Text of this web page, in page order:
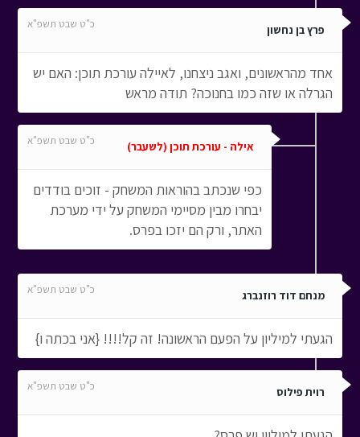
פרץ בן נחשון כ"ט שבט תשפ"א
אחד מהראשונים, ואגב ניצחנו, לאיילה עורכת תוכן: האם יש
הגרלה או שזה כמו בחנוכה? תודה מראש
אילה - עורכת תוכן (לשעבר) כ"ט שבט תשפ"א
כפי שנכתב בהוראות המשחק - זוכים בודדים
יבחרו מבין מסיימי המשחק על ידי מערכת
האתר, ורק הם יזכו בפרס.
מנחם דוד רוזנברג כ"ט שבט תשפ"א
הגעתי למיליון על הפעם הראשונה! זה קל!!!! {אני בכתה ו}
רוית פילוס כ"ט שבט תשפ"א